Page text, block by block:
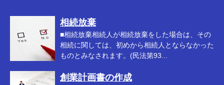
相続放棄
■相続放棄相続人が相続放棄をした場合は、その
相続に関しては、初めから相続人とならなかった
ものとみなされます。(民法第93...
創業計画書の作成